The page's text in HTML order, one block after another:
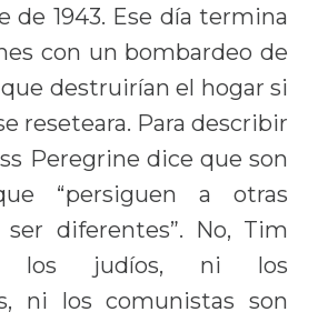
de 1943. Ese día termina
con un bombardeo de
destruirían el hogar si
reseteara. Para describir
Peregrine dice que son
“persiguen a otras
ser diferentes”. No, Tim
los judíos, ni los
ni los comunistas son